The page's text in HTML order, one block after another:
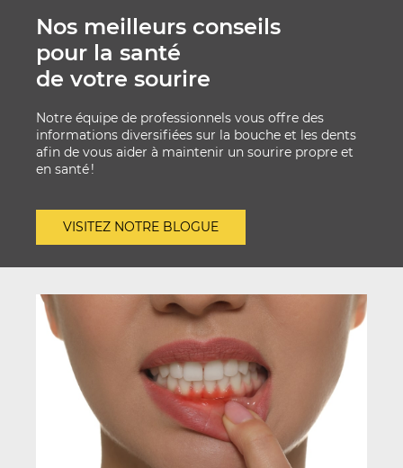
Nos meilleurs conseils
pour la santé
de votre sourire
Notre équipe de professionnels vous offre des
informations diversifiées sur la bouche et les dents
afin de vous aider à maintenir un sourire propre et
en santé !
VISITEZ NOTRE BLOGUE